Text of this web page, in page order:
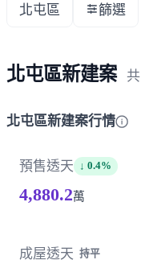
北屯區 篩選
北屯區新建案 共
北屯區新建案行情
預售透天 ↓ 0.4%
4,880.2萬
成屋透天 持平